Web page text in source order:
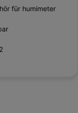
für humimeter